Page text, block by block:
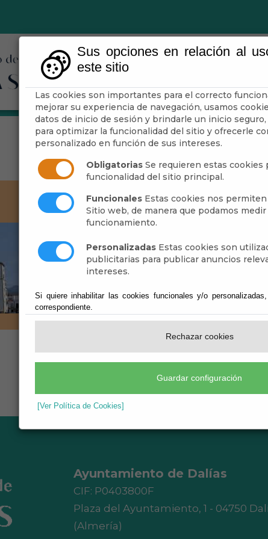
Sus opciones en relación al
este sitio
Las cookies son importantes para el correcto
mejorar su experiencia de navegación, usamos
datos de inicio de sesión y brindarle un inicio
para optimizar la funcionalidad del sitio y ofrecerle
personalizado en función de sus intereses.
Obligatorias Se requieren estas cookies
funcionalidad del sitio principal.
Funcionales Estas cookies nos
Sitio web, de manera que podamos
funcionamiento.
Personalizadas Estas cookies son
publicitarias para publicar anuncios
intereses.
Si quiere inhabilitar las cookies funcionales y/o
correspondiente.
Rechazar cookies
Guardar configuración
[Ver Política de Cookies]
Ayuntamiento
Ver Callejeros:
Alfabético del Municipio
-Núcleo de "DALÍAS"
-Núcleo de "CELÍN"
-Diseminado de "DALIAS"
-Diseminado de "CELÍN"
Ayuntamiento de Dalías
CIF: P0403800F
Plaza del Ayuntamiento, 1 - 04750
(Almería)